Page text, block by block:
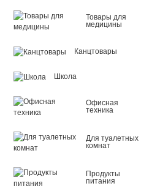
Товары для
медицины
Канцтовары
Школа
Офисная
техника
Для туалетных
комнат
Продукты
питания